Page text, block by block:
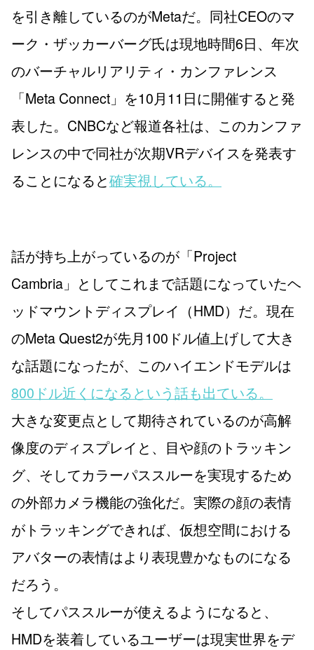
を引き離しているのがMetaだ。同社CEOのマ
ーク・ザッカーバーグ氏は現地時間6日、年次
のバーチャルリアリティ・カンファレンス
「Meta Connect」を10月11日に開催すると発
表した。CNBCなど報道各社は、このカンファ
レンスの中で同社が次期VRデバイスを発表す
ることになると確実視している。
話が持ち上がっているのが「Project
Cambria」としてこれまで話題になっていたヘ
ッドマウントディスプレイ（HMD）だ。現在
のMeta Quest2が先月100ドル値上げして大き
な話題になったが、このハイエンドモデルは
800ドル近くになるという話も出ている。
大きな変更点として期待されているのが高解
像度のディスプレイと、目や顔のトラッキン
グ、そしてカラーパススルーを実現するため
の外部カメラ機能の強化だ。実際の顔の表情
がトラッキングできれば、仮想空間における
アバターの表情はより表現豊かなものになる
だろう。
そしてパススルーが使えるようになると、
HMDを装着しているユーザーは現実世界をデ